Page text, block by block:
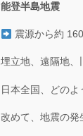
能登半島地震
震源から約
埋立地、遠隔地、
日本全国、どのよ
改めて、地震の発